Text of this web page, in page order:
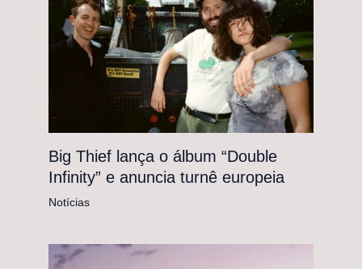
Big Thief lança o álbum “Double
Infinity” e anuncia turnê europeia
Notícias